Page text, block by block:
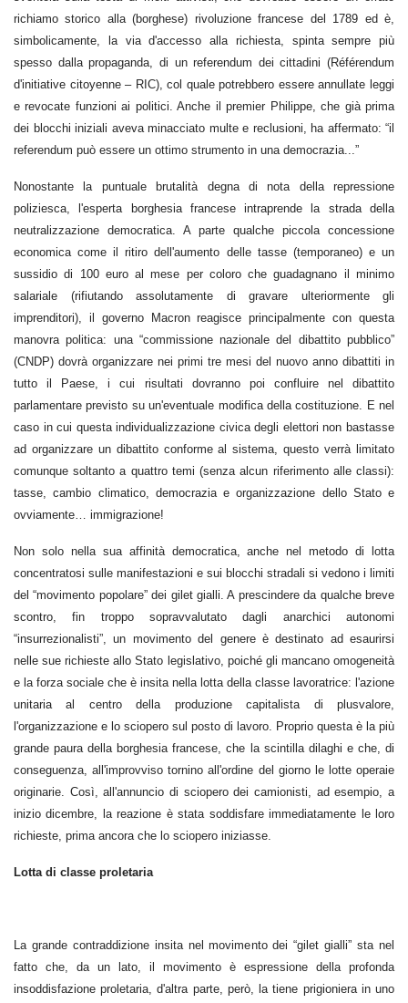
richiamo storico alla (borghese) rivoluzione francese del 1789 ed è,
simbolicamente, la via d'accesso alla richiesta, spinta sempre più
spesso dalla propaganda, di un referendum dei cittadini (Référendum
d'initiative citoyenne – RIC), col quale potrebbero essere annullate leggi
e revocate funzioni ai politici. Anche il premier Philippe, che già prima
dei blocchi iniziali aveva minacciato multe e reclusioni, ha affermato: “il
referendum può essere un ottimo strumento in una democrazia...”
Nonostante la puntuale brutalità degna di nota della repressione
poliziesca, l'esperta borghesia francese intraprende la strada della
neutralizzazione democratica. A parte qualche piccola concessione
economica come il ritiro dell'aumento delle tasse (temporaneo) e un
sussidio di 100 euro al mese per coloro che guadagnano il minimo
salariale (rifiutando assolutamente di gravare ulteriormente gli
imprenditori), il governo Macron reagisce principalmente con questa
manovra politica: una “commissione nazionale del dibattito pubblico”
(CNDP) dovrà organizzare nei primi tre mesi del nuovo anno dibattiti in
tutto il Paese, i cui risultati dovranno poi confluire nel dibattito
parlamentare previsto su un'eventuale modifica della costituzione. E nel
caso in cui questa individualizzazione civica degli elettori non bastasse
ad organizzare un dibattito conforme al sistema, questo verrà limitato
comunque soltanto a quattro temi (senza alcun riferimento alle classi):
tasse, cambio climatico, democrazia e organizzazione dello Stato e
ovviamente… immigrazione!
Non solo nella sua affinità democratica, anche nel metodo di lotta
concentratosi sulle manifestazioni e sui blocchi stradali si vedono i limiti
del “movimento popolare” dei gilet gialli. A prescindere da qualche breve
scontro, fin troppo sopravvalutato dagli anarchici autonomi
“insurrezionalisti”, un movimento del genere è destinato ad esaurirsi
nelle sue richieste allo Stato legislativo, poiché gli mancano omogeneità
e la forza sociale che è insita nella lotta della classe lavoratrice: l'azione
unitaria al centro della produzione capitalista di plusvalore,
l'organizzazione e lo sciopero sul posto di lavoro. Proprio questa è la più
grande paura della borghesia francese, che la scintilla dilaghi e che, di
conseguenza, all'improvviso tornino all'ordine del giorno le lotte operaie
originarie. Così, all'annuncio di sciopero dei camionisti, ad esempio, a
inizio dicembre, la reazione è stata soddisfare immediatamente le loro
richieste, prima ancora che lo sciopero iniziasse.
Lotta di classe proletaria
La grande contraddizione insita nel movimento dei “gilet gialli” sta nel
fatto che, da un lato, il movimento è espressione della profonda
insoddisfazione proletaria, d'altra parte, però, la tiene prigioniera in uno